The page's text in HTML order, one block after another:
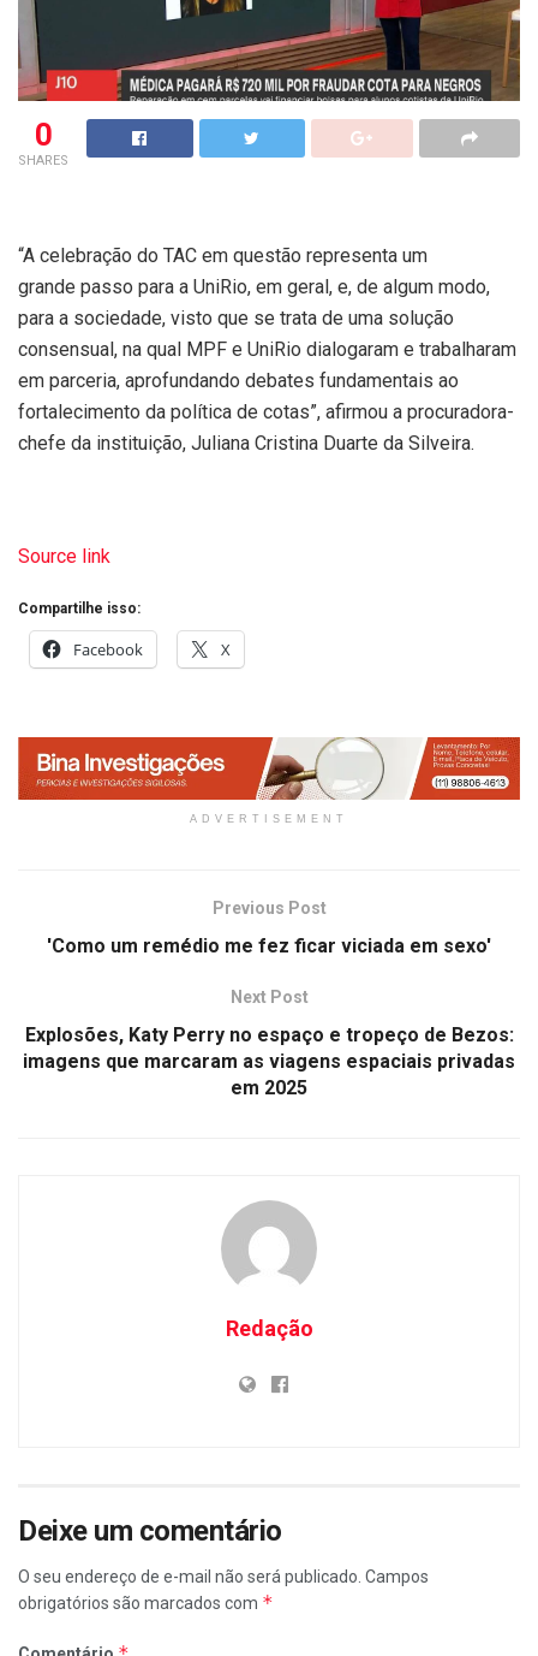
0
SHARES
“A celebração do TAC em questão representa um
grande passo para a UniRio, em geral, e, de algum modo,
para a sociedade, visto que se trata de uma solução
consensual, na qual MPF e UniRio dialogaram e trabalharam
em parceria, aprofundando debates fundamentais ao
fortalecimento da política de cotas”, afirmou a procuradora-
chefe da instituição, Juliana Cristina Duarte da Silveira.
Source link
Compartilhe isso:
Facebook X
ADVERTISEMENT
Previous Post
'Como um remédio me fez ficar viciada em sexo'
Next Post
Explosões, Katy Perry no espaço e tropeço de Bezos:
imagens que marcaram as viagens espaciais privadas
em 2025
Redação
Deixe um comentário
O seu endereço de e-mail não será publicado. Campos
obrigatórios são marcados com *